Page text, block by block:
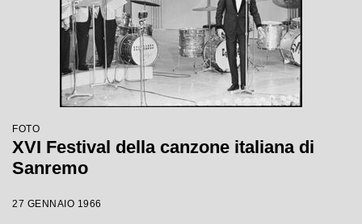
FOTO
XVI Festival della canzone italiana di
Sanremo
27 GENNAIO 1966